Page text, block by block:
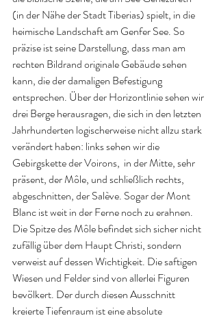
(in der Nähe der Stadt Tiberias) spielt, in die
heimische Landschaft am Genfer See. So
präzise ist seine Darstellung, dass man am
rechten Bildrand originale Gebäude sehen
kann, die der damaligen Befestigung
entsprechen. Über der Horizontlinie sehen wir
drei Berge herausragen, die sich in den letzten
Jahrhunderten logischerweise nicht allzu stark
verändert haben: links sehen wir die
Gebirgskette der Voirons,  in der Mitte, sehr
präsent, der Môle, und schließlich rechts,
abgeschnitten, der Salève. Sogar der Mont
Blanc ist weit in der Ferne noch zu erahnen.
Die Spitze des Môle befindet sich sicher nicht
zufällig über dem Haupt Christi, sondern
verweist auf dessen Wichtigkeit. Die saftigen
Wiesen und Felder sind von allerlei Figuren
bevölkert. Der durch diesen Ausschnitt
kreierte Tiefenraum ist eine absolute